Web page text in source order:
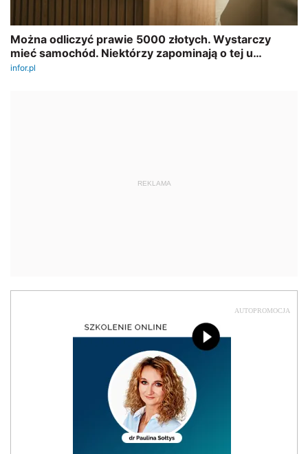
REKLAMA
AUTOPROMOCJA